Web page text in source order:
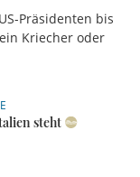
Präsidenten bis
Kriecher oder
steht